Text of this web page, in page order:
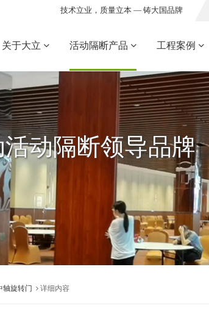
技术立业，质量立本 — 铸大国品牌
关于大立 活动隔断产品 工程案例
动隔断领导品牌
轴旋转门 详细内容